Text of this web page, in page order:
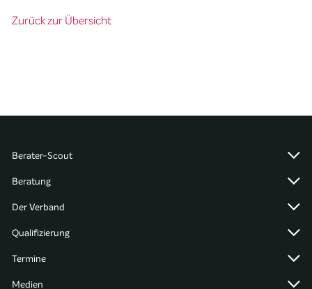
Zurück zur Übersicht
Berater-Scout
Beratung
Der Verband
Qualifizierung
Termine
Medien